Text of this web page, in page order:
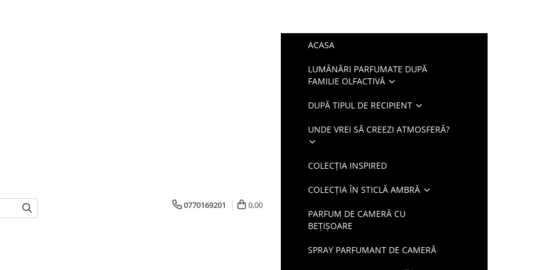
0770169201 0,00
ACASA
LUMÂNĂRI PARFUMATE DUPĂ
FAMILIE OLFACTIVĂ
DUPĂ TIPUL DE RECIPIENT
UNDE VREI SĂ CREEZI ATMOSFERĂ?
COLECȚIA INSPIRED
COLECȚIA ÎN STICLĂ AMBRĂ
PARFUM DE CAMERĂ CU
BEȚIȘOARE
SPRAY PARFUMANT DE CAMERĂ